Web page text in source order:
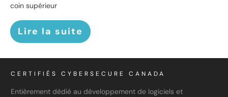
coin supérieur
Lire la suite
CERTIFIÉS CYBERSECURE CANADA
Entièrement dédié au développement de logiciels et